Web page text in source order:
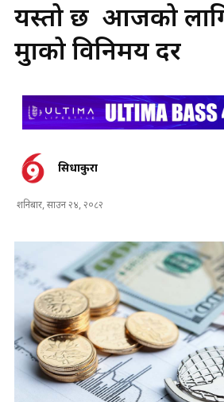
यस्तो छ आजको
मुद्राको विनिमय दर
सिधाकुरा
शनिबार, साउन २४, २०८२